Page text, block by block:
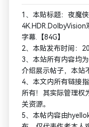
1、本贴标题：夜魔
字幕.【84G】
2、本贴发布时间：
3、本站所有内容均
介绍展示帖子，本站
4、本文内所有链接
所有！其实际管理权
关资源。
5、本帖内容由